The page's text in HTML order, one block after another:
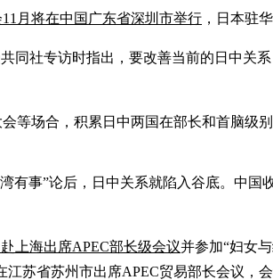
月将在中国广东省深圳市举行 ，日本驻
同社专访时指出，要改善当前的日中关
等场合，积累日中两国在部长和首脑级别
有事”论后，日中关系就陷入谷底。中
上海出席APEC部长级会议并参加“妇女
江苏省苏州市出席APEC贸易部长会议，